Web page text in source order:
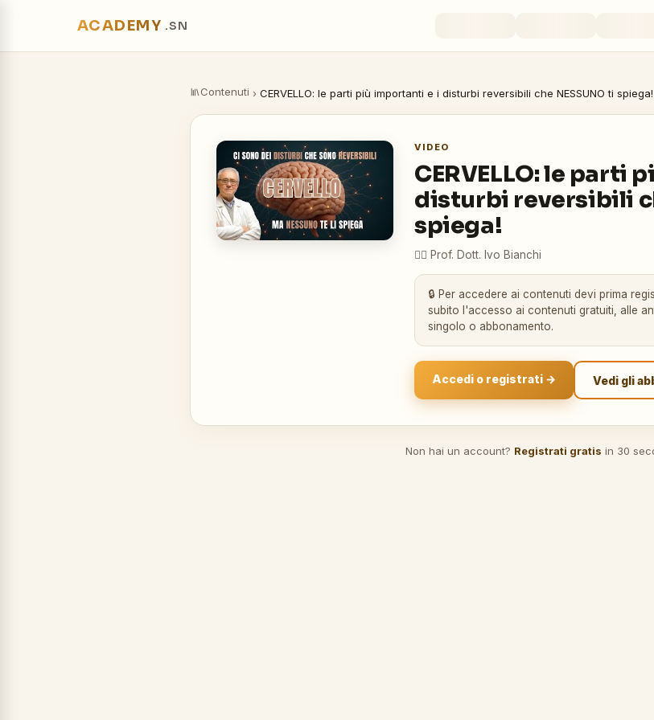
ACADEMY .SN
Contenuti › CERVELLO: le parti più importanti e i disturbi reversibili che NESSUNO ti spiega!
VIDEO
CERVELLO: le parti
disturbi reversibili
spiega!
👨‍⚕️ Prof. Dott. Ivo Bianchi
🔒 Per accedere ai contenuti devi prima
subito l'accesso ai contenuti gratuiti, alle
singolo o abbonamento.
Accedi o registrati → Vedi gli
Non hai un account? Registrati gratis in 30